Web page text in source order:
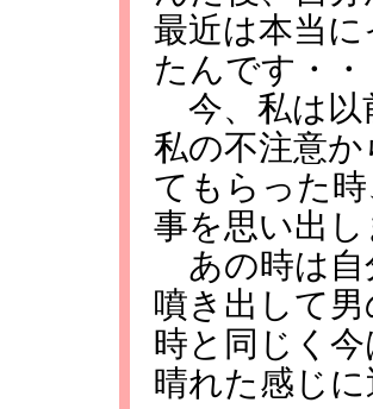
最近は本当
たんです・・
今、私は以
私の不注意
てもらった
事を思い出し
あの時は自
噴き出して
時と同じく
晴れた感じ